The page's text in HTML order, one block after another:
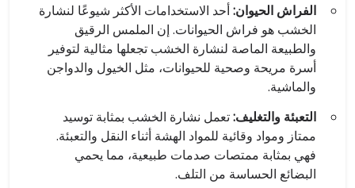
الفراش الحيوان:أحد الاستخدامات الأكثر شيوعًا لنشارة
الخشب هو فراش الحيوانات. إن الملمس الرقيق
والطبيعة الماصة لنشارة الخشب تجعلها مثالية لتوفير
أسرة مريحة وصحية للحيوانات، مثل الخيول والدواجن
والماشية.
التعبئة والتغليف:تعمل نشارة الخشب بمثابة توسيد
ممتاز ومواد وقائية للمواد الهشة أثناء النقل والتعبئة.
فهي بمثابة ممتصات صدمات طبيعية، مما يحمي
البضائع الحساسة من التلف.